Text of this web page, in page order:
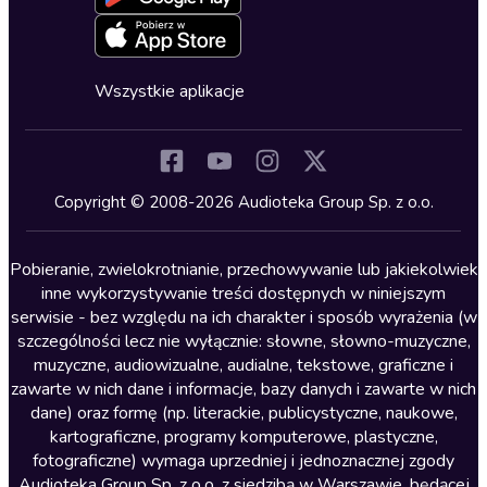
Kryminały
Lektury szkolne
Literatura anglojęzyczna
Literatura faktu
Literatura obyczajowa
Literatura piękna obca
Literatura piękna polska
Nagrania relaksacyjne
Deklaracja dostępności
Zapowiedzi
Cykle audiobooków
Wszystkie aplikacje
Copyright © 2008-2026 Audioteka Group Sp. z o.o.
Pobieranie, zwielokrotnianie, przechowywanie lub jakiekolwiek
inne wykorzystywanie treści dostępnych w niniejszym
serwisie - bez względu na ich charakter i sposób wyrażenia (w
szczególności lecz nie wyłącznie: słowne, słowno-muzyczne,
muzyczne, audiowizualne, audialne, tekstowe, graficzne i
zawarte w nich dane i informacje, bazy danych i zawarte w nich
dane) oraz formę (np. literackie, publicystyczne, naukowe,
kartograficzne, programy komputerowe, plastyczne,
fotograficzne) wymaga uprzedniej i jednoznacznej zgody